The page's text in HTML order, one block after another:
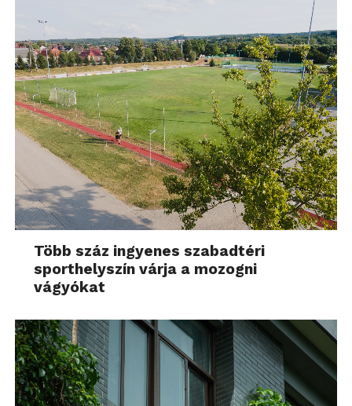
Több száz ingyenes szabadtéri
sporthelyszín várja a mozogni
vágyókat